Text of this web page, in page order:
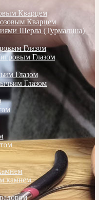
Кварцем
Кварцем
Шерла (Турмалина)
Глазом
Глазом
Глазом
Глазом
камнем